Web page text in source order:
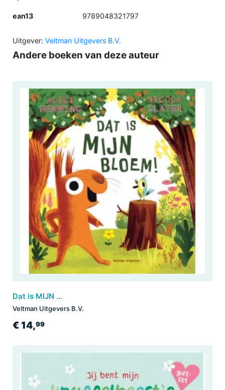
ean13 9789048321797
Uitgever: Veltman Uitgevers B.V.
Andere boeken van deze auteur
Dat is MIJN bloem!
Veltman Uitgevers B.V.
€ 14,99